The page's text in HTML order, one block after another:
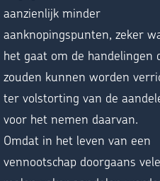
aanzienlijk minder
aanknopingspunten, zeker
het gaat om de handelingen
zouden kunnen worden
ter volstorting van de
voor het nemen daarvan.
Omdat in het leven van een
vennootschap doorgaans vele